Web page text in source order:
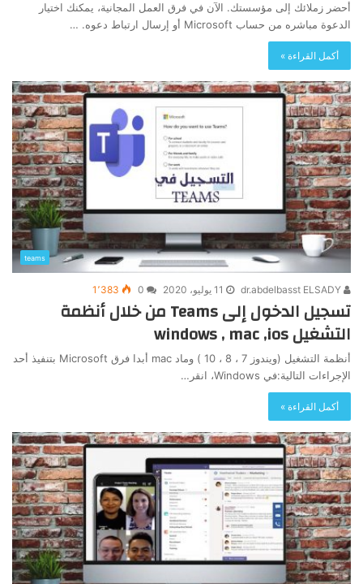
أحضر زملائك إلى مؤسستك. الآن في فرق العمل المجانية، يمكنك اختيار
الدعوة مباشره من حساب Microsoft أو إرسال ارتباط دعوه. …
أكمل القراءة »
teams
11 يوليو، 2020 0 1٬383
تسجيل الدخول إلى Teams من خلال أنظمة
التشغيل windows , mac ,ios
أنظمة التشغيل (ويندوز 7 ، 8 ، 10 ) وماد mac أبدا فرق Microsoft بتنفيذ أحد
الإجراءات التالية:في Windows، انقر…
أكمل القراءة »